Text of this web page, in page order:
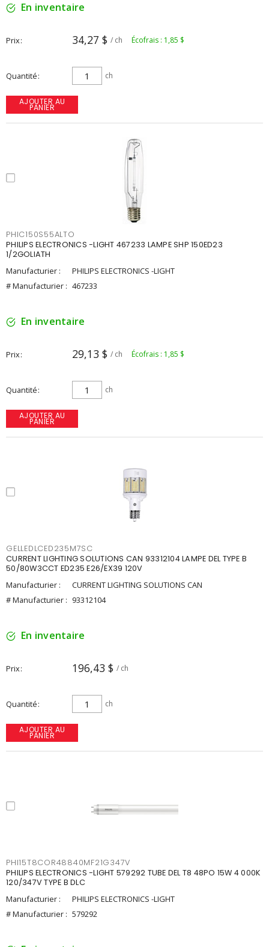
En inventaire
Prix 34,27 $ / ch Écofrais : 1,85 $
Quantité ch
AJOUTER AU
PANIER
PHIC150S55ALTO
PHILIPS ELECTRONICS -LIGHT 467233 LAMPE SHP 150ED23
1/2GOLIATH
Manufacturier :
PHILIPS ELECTRONICS -LIGHT
# Manufacturier : 467233
En inventaire
Prix 29,13 $ / ch Écofrais : 1,85 $
Quantité ch
AJOUTER AU
PANIER
GELLEDLCED235M7SC
CURRENT LIGHTING SOLUTIONS CAN 93312104 LAMPE DEL TYPE B
50/80W3CCT ED235 E26/EX39 120V
Manufacturier :
CURRENT LIGHTING SOLUTIONS CAN
# Manufacturier : 93312104
En inventaire
Prix 196,43 $ / ch
Quantité ch
AJOUTER AU
PANIER
PHI15T8COR48840MF21G347V
PHILIPS ELECTRONICS -LIGHT 579292 TUBE DEL T8 48PO 15W 4 000K
120/347V TYPE B DLC
Manufacturier :
PHILIPS ELECTRONICS -LIGHT
# Manufacturier : 579292